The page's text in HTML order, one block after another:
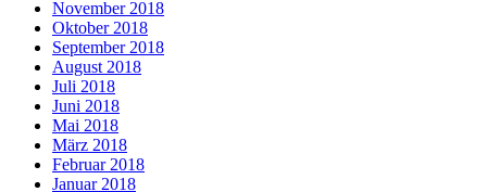
November 2018
Oktober 2018
September 2018
August 2018
Juli 2018
Juni 2018
Mai 2018
März 2018
Februar 2018
Januar 2018